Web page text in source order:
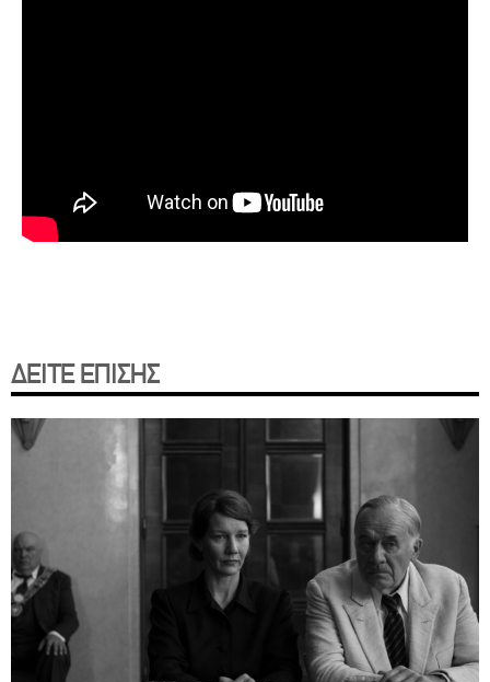
ΔΕΙΤΕ ΕΠΙΣΗΣ